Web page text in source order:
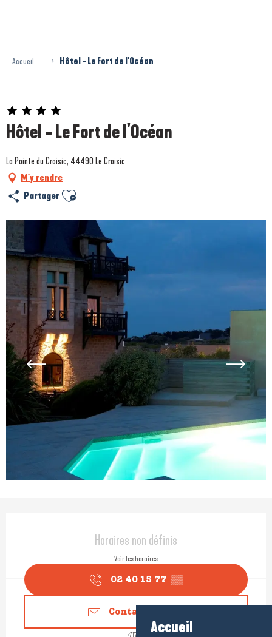
Accueil
Accueil Hôtel - Le Fort de l'Océan
Hôtel - Le Fort de l'Océan
Prestataire engagé dans une démarche environnementale
La Pointe du Croisic, 44490 Le Croisic
M'y rendre
Partager Ajouter aux favoris
Ouverture et coordonnées
Horaires non définis
Voir les horaires
02 40 15 77 ▒▒
Contactez-nous